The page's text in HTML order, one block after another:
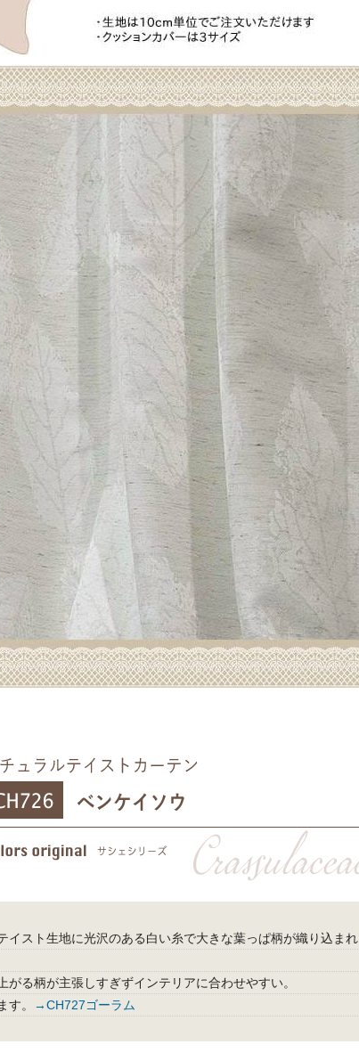
イスト生地に光沢のある白い糸で大きな葉っぱ柄が織り込まれ
る柄が主張しすぎずインテリアに合わせやすい。
す。
→CH727ゴーラム